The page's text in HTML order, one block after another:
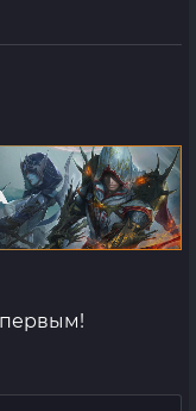
первым!